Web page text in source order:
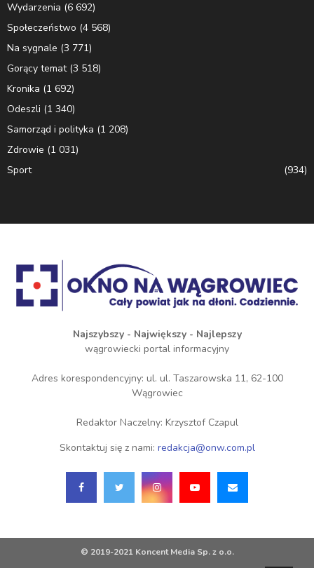
Wydarzenia (6 692)
Społeczeństwo (4 568)
Na sygnale (3 771)
Gorący temat(3 518)
Kronika (1 692)
Odeszli (1 340)
Samorząd i polityka (1 208)
Zdrowie (1 031)
Sport
(934)
Najszybszy - Największy - Najlepszy
wągrowiecki portal informacyjny
Adres korespondencyjny: ul. ul. Taszarowska 11, 62-100
Wągrowiec
Redaktor Naczelny: Krzysztof Czapul
Skontaktuj się z nami: redakcja@onw.com.pl
© 2019-2021 Koncent Media Sp. z o.o.